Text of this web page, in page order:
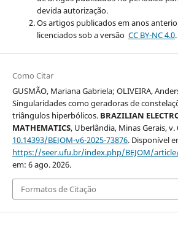
devida autorização.
Os artigos publicados em anos
licenciados sob a versão CC BY-NC 4.0.
Como Citar
GUSMÃO, Mariana Gabriela; OLIVEIRA,
Singularidades como geradoras de
triângulos hiperbólicos. BRAZILIAN
MATHEMATICS, Uberlândia, Minas Gerais, v.
10.14393/BEJOM-v6-2025-73876. Disponível
https://seer.ufu.br/index.php/BEJOM/
em: 6 ago. 2026.
Formatos de Citação